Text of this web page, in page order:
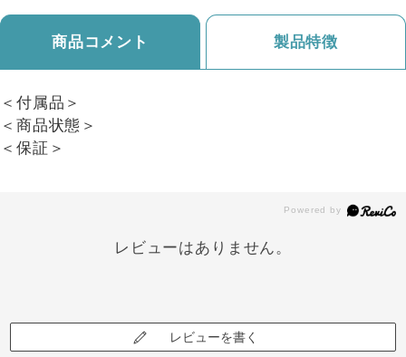
商品コメント 製品特徴
＜付属品＞
＜商品状態＞
＜保証＞
レビューはありません。
レビューを書く